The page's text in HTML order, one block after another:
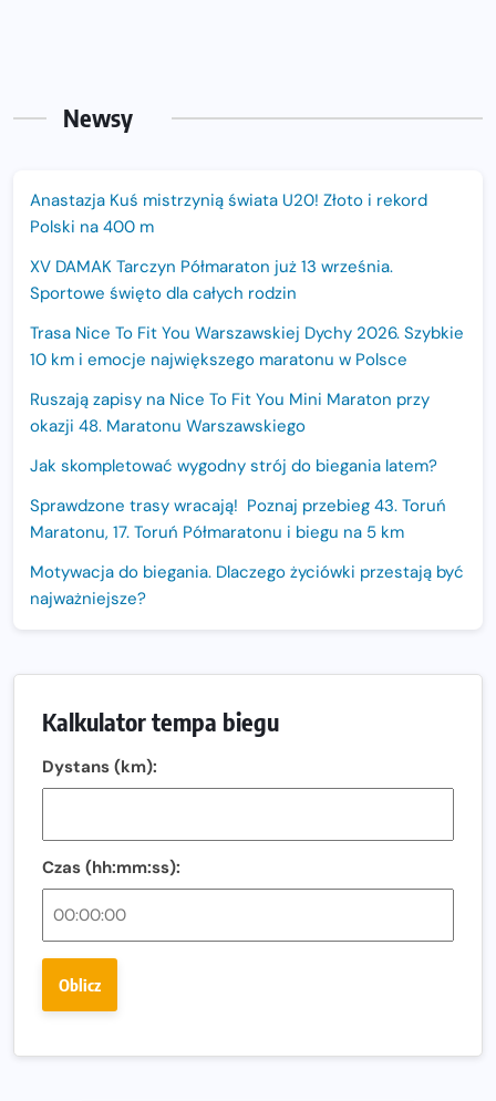
Newsy
Anastazja Kuś mistrzynią świata U20! Złoto i rekord
Polski na 400 m
XV DAMAK Tarczyn Półmaraton już 13 września.
Sportowe święto dla całych rodzin
Trasa Nice To Fit You Warszawskiej Dychy 2026. Szybkie
10 km i emocje największego maratonu w Polsce
Ruszają zapisy na Nice To Fit You Mini Maraton przy
okazji 48. Maratonu Warszawskiego
Jak skompletować wygodny strój do biegania latem?
Sprawdzone trasy wracają! Poznaj przebieg 43. Toruń
Maratonu, 17. Toruń Półmaratonu i biegu na 5 km
Motywacja do biegania. Dlaczego życiówki przestają być
najważniejsze?
Sprawdzony przebieg i profil stworzony do szybkiego
biegania
Amazfit Balance 3: Kompleksowe narzędzie dla biegacza
i zawodnika Hyrox?
Regeneracja w bieganiu. Co warto o niej wiedzieć?
Ostatnie wolne miejsca na jubileuszowy Bieg
dniu.
wybiera wyzwanie trzech największych maratonów w
Kalkulator tempa biegu
Dystans (km):
Czas (hh:mm:ss):
Oblicz